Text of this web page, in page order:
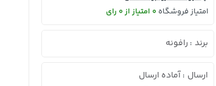
امتیاز فروشگاه0 امتیاز از 0 رای
برند : رافونه
ارسال :آماده ارسال